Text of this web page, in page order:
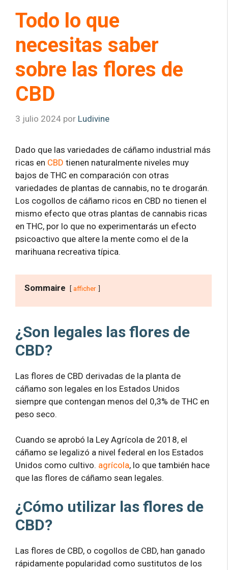
Todo lo que
necesitas saber
sobre las flores de
CBD
3 julio 2024 por Ludivine
Dado que las variedades de cáñamo industrial más
ricas en CBD tienen naturalmente niveles muy
bajos de THC en comparación con otras
variedades de plantas de cannabis, no te drogarán.
Los cogollos de cáñamo ricos en CBD no tienen el
mismo efecto que otras plantas de cannabis ricas
en THC, por lo que no experimentarás un efecto
psicoactivo que altere la mente como el de la
marihuana recreativa típica.
Sommaire afficher
¿Son legales las flores de
CBD?
Las flores de CBD derivadas de la planta de
cáñamo son legales en los Estados Unidos
siempre que contengan menos del 0,3% de THC en
peso seco.
Cuando se aprobó la Ley Agrícola de 2018, el
cáñamo se legalizó a nivel federal en los Estados
Unidos como cultivo. agrícola, lo que también hace
que las flores de cáñamo sean legales.
¿Cómo utilizar las flores de
CBD?
Las flores de CBD, o cogollos de CBD, han ganado
rápidamente popularidad como sustitutos de los